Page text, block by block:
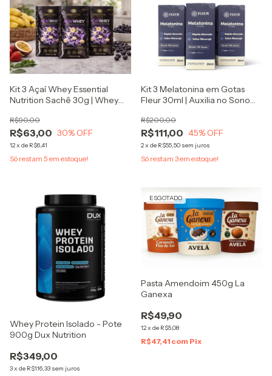
Kit 3 Açaí Whey Essential
Nutrition Sachê 30g | Whey
Shake Proteico Cremoso
R$63,00
R$90,00
30% OFF
12x de R$6,41
Só restam 5 em estoque!
Kit 3 Melatonina em Gotas
Fleur 30ml | Auxilia no Sono
Sabor Maracujá | Suplemento
Melatoni
R$111,00
R$200,00
45% OFF
2x de R$55,50 sem juros
Só restam 3em estoque!
Whey Protein Isolado - Pote
900g Dux Nutrition
R$349,00
3x de R$116,33 sem juros
ESGOTADO
Pasta Amendoim 450g La
Ganexa
R$49,90
12x de R$5,08
R$47,41 com Pix